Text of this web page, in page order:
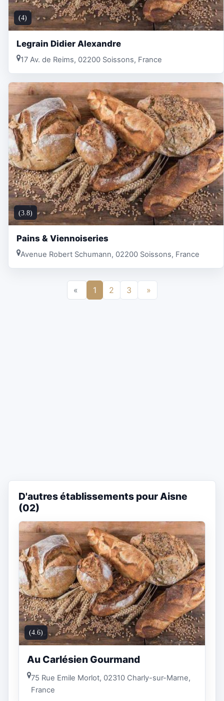
(4)
Legrain Didier Alexandre
17 Av. de Reims, 02200 Soissons, France
(3.8)
Pains & Viennoiseries
Avenue Robert Schumann, 02200 Soissons, France
« 1 2 3 »
D'autres établissements pour Aisne
(02)
(4.6)
Au Carlésien Gourmand
75 Rue Emile Morlot, 02310 Charly-sur-Marne,
France